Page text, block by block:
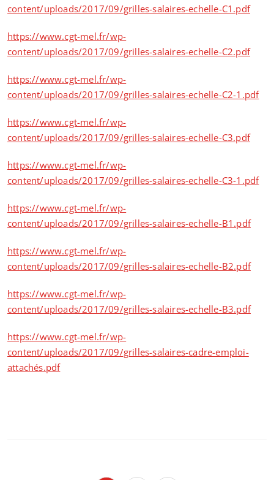
content/uploads/2017/09/grilles-salaires-echelle-C1.pdf
https://www.cgt-mel.fr/wp-
content/uploads/2017/09/grilles-salaires-echelle-C2.pdf
https://www.cgt-mel.fr/wp-
content/uploads/2017/09/grilles-salaires-echelle-C2-1.pdf
https://www.cgt-mel.fr/wp-
content/uploads/2017/09/grilles-salaires-echelle-C3.pdf
https://www.cgt-mel.fr/wp-
content/uploads/2017/09/grilles-salaires-echelle-C3-1.pdf
https://www.cgt-mel.fr/wp-
content/uploads/2017/09/grilles-salaires-echelle-B1.pdf
https://www.cgt-mel.fr/wp-
content/uploads/2017/09/grilles-salaires-echelle-B2.pdf
https://www.cgt-mel.fr/wp-
content/uploads/2017/09/grilles-salaires-echelle-B3.pdf
https://www.cgt-mel.fr/wp-
content/uploads/2017/09/grilles-salaires-cadre-emploi-
attachés.pdf